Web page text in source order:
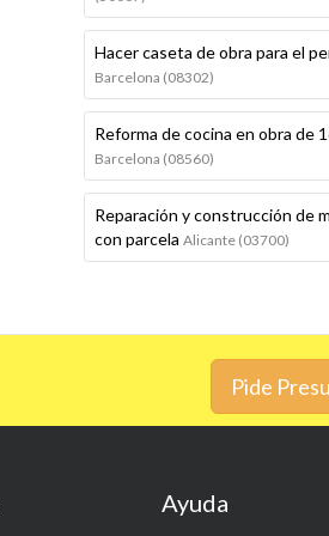
Hacer caseta de obra para el
Barcelona (08302)
Reforma de cocina en obra de
Barcelona (08560)
Reparación y construcción de
con parcela Alicante (03700)
Pide
Ayuda